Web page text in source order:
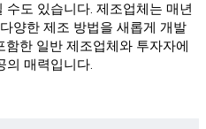
도 있습니다. 제조업체는 매년
양한 제조 방법을 새롭게 개발
한 일반 제조업체와 투자자에
의 매력입니다.